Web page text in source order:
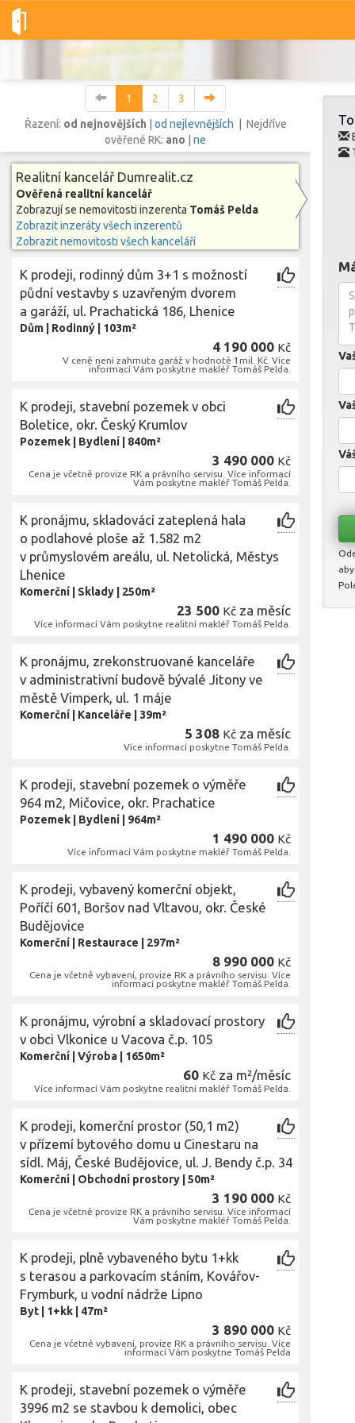
Dobré-nemovitosti.cz Dumrealit.cz
Lokalita
Lokalita
Lokalita
1 2
3
Řazení: od nejnovějších od nejlevnějších | Nejdříve
ověřené RK: ano ne
Realitní kancelář Dumrealit.cz
Ověřená realitní kancelář
Zobrazují se nemovitosti inzerenta Tomáš Pelda
Zobrazit inzeráty všech inzerentů
Zobrazit nemovitosti všech kanceláří
K prodeji, rodinný dům 3+1 s možností
půdní vestavby s uzavřeným dvorem
a garáží, ul. Prachatická 186, Lhenice
Dům Rodinný 103m²
4 190 000 Kč
V ceně není zahrnuta garáž v hodnotě 1mil. Kč. Více
informací Vám poskytne makléř Tomáš Pelda.
K prodeji, stavební pozemek v obci
Boletice, okr. Český Krumlov
Pozemek Bydlení 840m²
3 490 000 Kč
Cena je včetně provize RK a právního servisu. Více informací
Vám poskytne makléř Tomáš Pelda.
K pronájmu, skladovácí zateplená hala
o podlahové ploše až 1.582 m2
v průmyslovém areálu, ul. Netolická, Městys
Lhenice
Komerční Sklady 250m²
23 500 Kč za měsíc
Více informací Vám poskytne realitní makléř Tomáš Pelda.
K pronájmu, zrekonstruované kanceláře
v administrativní budově bývalé Jitony ve
městě Vimperk, ul. 1 máje
Komerční Kanceláře 39m²
5 308 Kč za měsíc
Více informací poskytne Tomáš Pelda.
K prodeji, stavební pozemek o výměře
964 m2, Mičovice, okr. Prachatice
Pozemek Bydlení 964m²
1 490 000 Kč
Více informací Vám poskytne makléř Tomáš Pelda.
K prodeji, vybavený komerční objekt,
Poříčí 601, Boršov nad Vltavou, okr. České
Budějovice
Komerční Restaurace 297m²
8 990 000 Kč
Cena je včetně vybavení, provize RK a právního servisu. Více
informací poskytne makléř Tomáš Pelda.
K pronájmu, výrobní a skladovací prostory
v obci Vlkonice u Vacova č.p. 105
Komerční Výroba 1650m²
60 Kč za m²/měsíc
Více informací Vám poskytne realitní makléř Tomáš Pelda.
K prodeji, komerční prostor (50,1 m2)
v přízemí bytového domu u Cinestaru na
sídl. Máj, České Budějovice, ul. J. Bendy č.p. 34
Komerční Obchodní prostory 50m²
3 190 000 Kč
Cena je včetně provize RK a právního servisu. Více informací
Vám poskytne makléř Tomáš Pelda.
K prodeji, plně vybaveného bytu 1+kk
s terasou a parkovacím stáním, Kovářov-
Frymburk, u vodní nádrže Lipno
Byt 1+kk 47m²
3 890 000 Kč
Cena je včetně vybavení, provize RK a právního servisu. Více
informací Vám poskytne Tomáš Pelda
K prodeji, stavební pozemek o výměře
3996 m2 se stavbou k demolici, obec